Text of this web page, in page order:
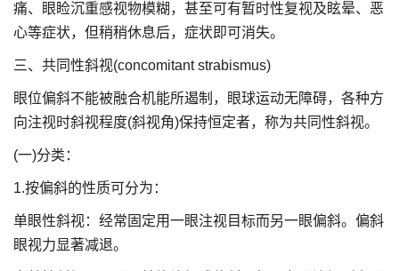
痛、眼睑沉重感视物模糊，甚至可有暂时性复视及眩晕、恶
心等症状，但稍稍休息后，症状即可消失。
三、共同性斜视(concomitant strabismus)
眼位偏斜不能被融合机能所遏制，眼球运动无障碍，各种方
向注视时斜视程度(斜视角)保持恒定者，称为共同性斜视。
(一)分类：
1.按偏斜的性质可分为：
单眼性斜视：经常固定用一眼注视目标而另一眼偏斜。偏斜
眼视力显著减退。